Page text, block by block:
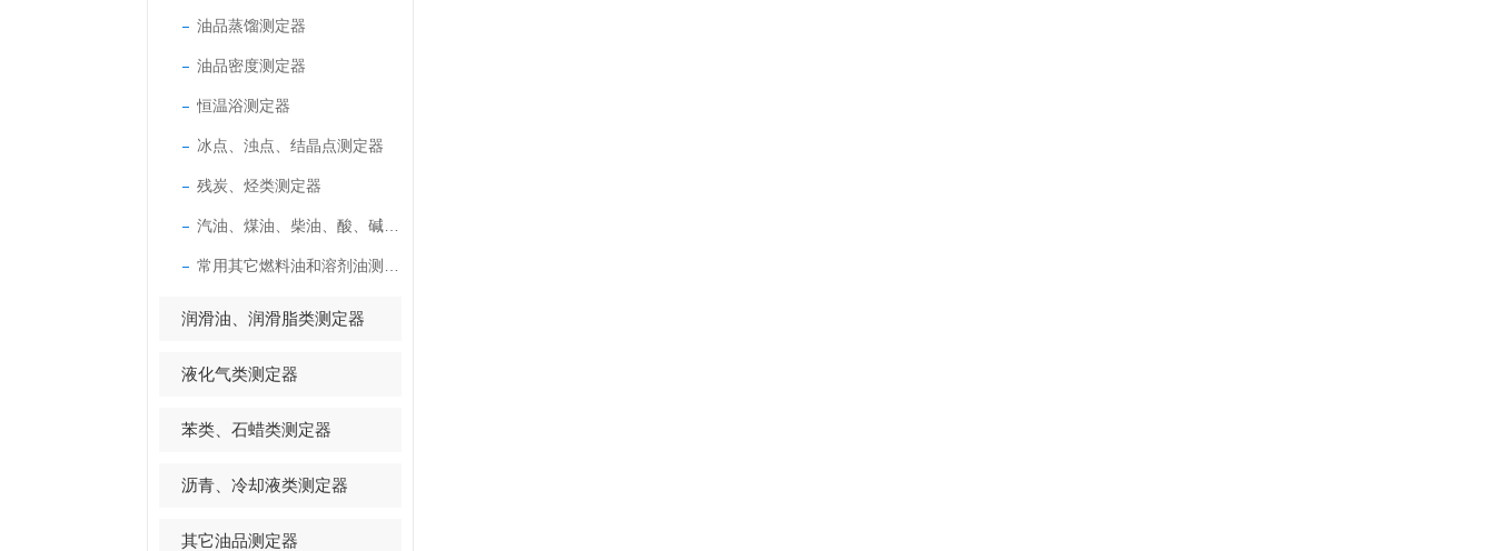
油品蒸馏测定器
油品密度测定器
恒温浴测定器
冰点、浊点、结晶点测定器
残炭、烃类测定器
润滑油、润滑脂类测定器
液化气类测定器
苯类、石蜡类测定器
沥青、冷却液类测定器
其它油品测定器